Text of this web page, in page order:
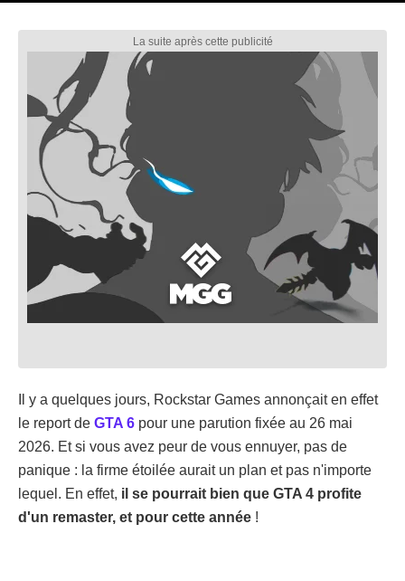
Il y a quelques jours, Rockstar Games annonçait en effet
le report de GTA 6 pour une parution fixée au 26 mai
2026. Et si vous avez peur de vous ennuyer, pas de
panique : la firme étoilée aurait un plan et pas n'importe
lequel. En effet, il se pourrait bien que GTA 4 profite
d'un remaster, et pour cette année !